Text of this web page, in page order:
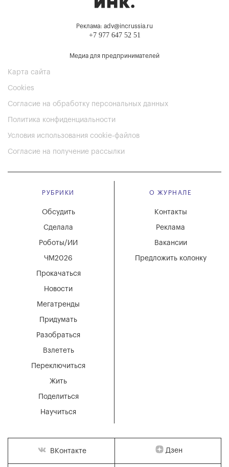
Реклама: adv@incrussia.ru
+7 977 647 52 51
Медиа для предпринимателей
Карта сайта
Cookies
Согласие на обработку персональных данных
Политика конфиденциальности
Условия использования cookie-файлов
Согласие на получение рассылки
РУБРИКИ
Мегатренды
Придумать
Разобраться
Взлететь
Новости
Переключиться
Жить
Поделиться
Научиться
Обсудить
Сделала
Роботы/ИИ
ЧМ2026
Прокачаться
О ЖУРНАЛЕ
Вакансии
Реклама
Контакты
Предложить колонку
ВКонтакте Дзен